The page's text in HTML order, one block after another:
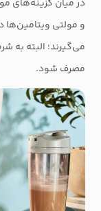
و مولتی ویتامین‌ها
می‌گیرند؛ البته
مصرف شود.